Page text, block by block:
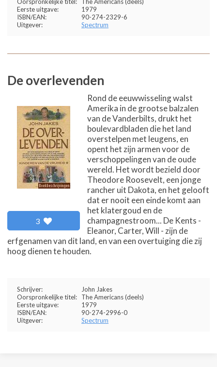
Eerste uitgave:
1979
ISBN/EAN:
90-274-2329-6
Uitgever:
Spectrum
De overlevenden
3
Rond de eeuwwisseling walst
Amerika in de grootse balzalen
van de Vanderbilts, drukt het
boulevardbladen die het land
overstelpen met leugens, en
opent het zijn armen voor de
verschoppelingen van de oude
wereld. Het wordt bezield door
Theodore Roosevelt, een jonge
rancher uit Dakota, en het gelooft
dat er nooit een einde komt aan
het klatergoud en de
champagnestroom... De Kents -
Eleanor, Carter, Will - zijn de
erfgenamen van dit land, en van een overtuiging die zij
hoog dienen te houden.
Schrijver:
John Jakes
Oorspronkelijke titel:
The Americans (deels)
Eerste uitgave:
1979
ISBN/EAN:
90-274-2996-0
Uitgever:
Spectrum